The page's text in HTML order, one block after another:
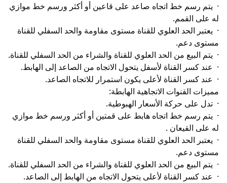
· يتم رسم خط اتجاه صاعد على قاعين أو أكثر ورسم خط موازي
له على القمم.
· يعتبر الحد العلوي للقناة مستوى مقاومة والحد السفلي للقناة
مستوى دعم.
· يتم البيع من الحد العلوي للقناة والشراء من الحد السفلي للقناة.
· عند كسر القناة لأسفل يتحول الاتجاه من الصاعد إلى الهابط.
· عند كسر القناة لأعلى يكون استمرار للاتجاه الصاعد.
مميزات القنوات الاتجاهية الهابطة:
· تدل على حركة الأسعار الهبوطية.
· يتم رسم خط اتجاه هابط على قمتين أو أكثر ورسم خط موازي
له على القيعان .
· يعتبر الحد العلوي للقناة مستوى مقاومة والحد السفلي للقناة
مستوى دعم.
· يتم البيع من الحد العلوي للقناة والشراء من الحد السفلي للقناة.
· عند كسر القناة لأعلى يتحول الاتجاه من الهابط إلى الصاعد.